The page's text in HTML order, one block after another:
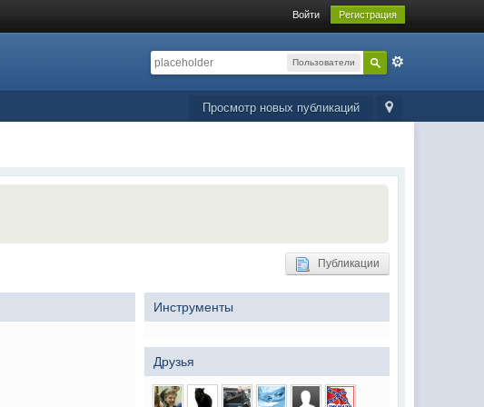
Войти Регистрация
Пользователи
Просмотр новых публикаций
Публикации
Инструменты
Друзья